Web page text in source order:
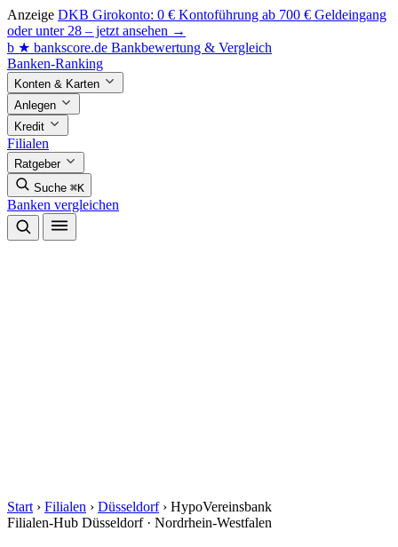
Anzeige DKB Girokonto: 0 € Kontoführung ab 700 € Geldeingang
oder unter 28 – jetzt ansehen →
b ★ bankscore.de Bankbewertung & Vergleich
Banken-Ranking
Konten & Karten
Anlegen
Kredit
Filialen
Ratgeber
Suche ⌘K
Banken vergleichen
Start › Filialen › Düsseldorf › HypoVereinsbank
Filialen-Hub Düsseldorf · Nordrhein-Westfalen